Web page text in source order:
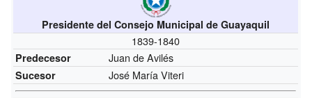
Presidente del Consejo Municipal de Guayaquil
1839-1840
Predecesor Juan de Avilés
Sucesor José María Viteri